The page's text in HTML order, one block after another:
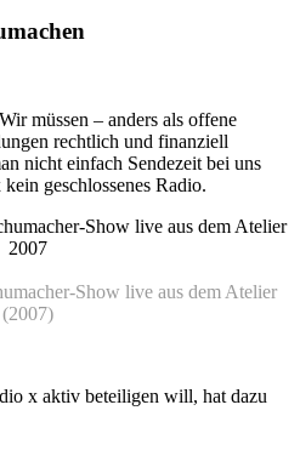
müssen – anders als offene
rechtlich und finanziell
nicht einfach Sendezeit bei uns
geschlossenes Radio.
Show live aus dem Atelier
(2007)
x aktiv beteiligen will, hat dazu